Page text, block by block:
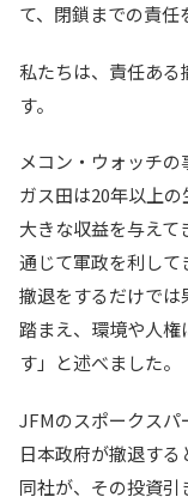
て、閉鎖までの責任
私たちは、責任ある
す。
メコン・ウォッチの
ガス田は20年以上
大きな収益を与えて
通じて軍政を利し
撤退をするだけで
踏まえ、環境や人
す」と述べました。
JFMのスポークスパ
日本政府が撤退する
同社が、その投資引